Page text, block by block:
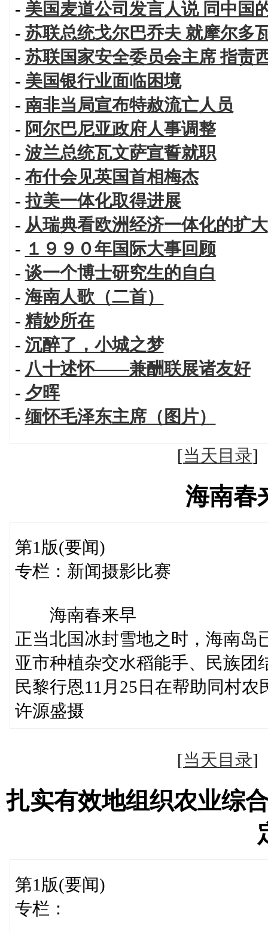
- 美国麦道公司发言人说 同中国
- 苏联总统戈尔巴乔夫 就摩尔多
- 苏联国家安全委员会主席 指责
- 美国银行业面临困境
- 南非当局宣布特赦流亡人员
- 阿尔巴尼亚政府人事调整
- 波兰总统瓦文萨宣誓就职
- 布什会见英国首相梅杰
-拉美一体化取得进展
- 从瑞典看欧洲经济一体化的扩大
- １９９０年国际大事回顾
- 谈一个博士研究生的自白
- 海南人歌（二首）
- 精妙所在
- 沉醉了，小城之梦
- 八十述怀——兼酬联展诸友好
- 夕晖
- 缅怀毛泽东主席（图片）
[当天目录
海南春
第1版(要闻)
专栏：新闻摄影比赛
海南春来早
正当北国冰封雪地之时，海南岛
亚市种植杂交水稻能手、民族团
民黎行恩11月25日在帮助同村农
许源盛摄
[当天目录
扎实有效地组织农业综
第1版(要闻)
专栏：